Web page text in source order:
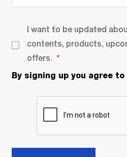
I want to be updated
contents, products,
offers.
By signing up you agree to